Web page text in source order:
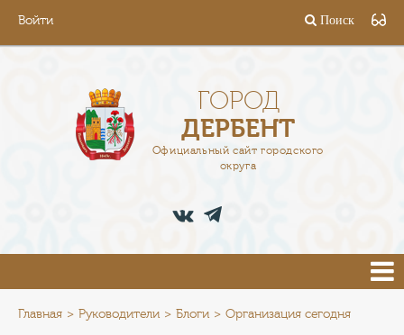
Войти Поиск
ГОРОД
ДЕРБЕНТ
Официальный сайт городского
округа
АДМИНИСТРАЦИЯ
ПРЕСС-ЦЕНТР
Главная Руководители Блоги Организация сегодня